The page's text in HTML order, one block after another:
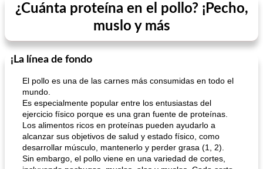
¿Cuánta proteína en el pollo? ¡Pecho,
muslo y más
¡La línea de fondo
El pollo es una de las carnes más consumidas en todo el
mundo.
Es especialmente popular entre los entusiastas del
ejercicio físico porque es una gran fuente de proteínas.
Los alimentos ricos en proteínas pueden ayudarlo a
alcanzar sus objetivos de salud y estado físico, como
desarrollar músculo, mantenerlo y perder grasa (1, 2).
Sin embargo, el pollo viene en una variedad de cortes,